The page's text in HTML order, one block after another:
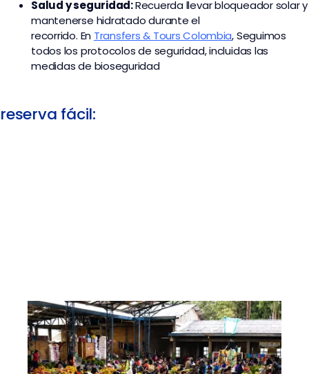
Salud y seguridad:Recuerda llevar bloqueador solar y
mantenerse hidratado durante el
recorrido. En Transfers & Tours Colombia,Seguimos
todos los protocolos de seguridad, incluidas las
medidas de bioseguridad
reserva fácil: